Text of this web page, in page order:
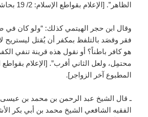
الظاهر”. [الإعلام بقواطع الإسلام: 2/ 19 بحاشية كتاب الزواجر].
وقال ابن حجر الهيتمي كذلك: “ولو كان
فقر وقصَد بالتلفظ بمكفر أن يُقتل ليستريح
هو كافر باطناً؟ أو نقول هذه قرينة تنفي
المطبوع آخر الزواجر].
ـ قال الشيخ عبد الرحمن بن محمد بن عيسى
الفقيه الشافعي الشيخ محمد بن أبي بكر